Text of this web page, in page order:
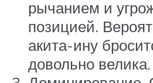
рычанием и
позицией.
акита-ину
довольно велика.